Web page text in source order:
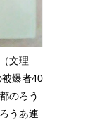
文理
爆者40
のろう
うあ連